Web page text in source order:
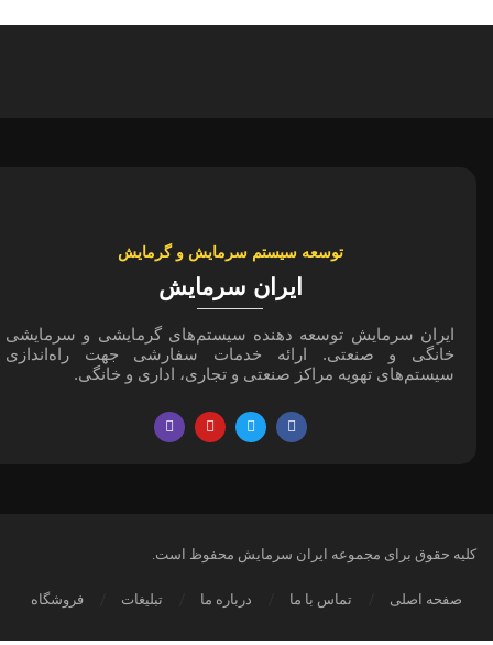
توسعه سیستم سرمایش و گرمایش
ایران سرمایش
ایران سرمایش توسعه دهنده سیستم‌های گرمایشی و سرمایشی
خانگی و صنعتی. ارائه خدمات سفارشی جهت راه‌اندازی
سیستم‌های تهویه مراکز صنعتی و تجاری، اداری و خانگی.
کلیه حقوق برای مجموعه ایران سرمایش محفوظ است.
صفحه اصلی تماس با ما درباره ما تبلیغات فروشگاه